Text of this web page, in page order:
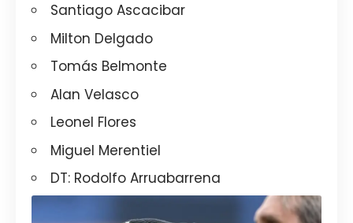
Santiago Ascacibar
Milton Delgado
Tomás Belmonte
Alan Velasco
Leonel Flores
Miguel Merentiel
DT: Rodolfo Arruabarrena